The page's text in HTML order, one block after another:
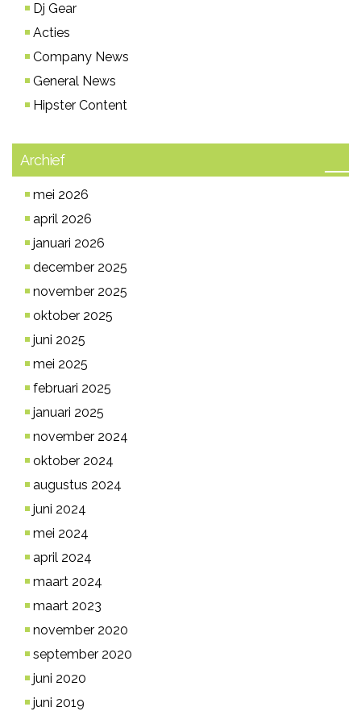
Dj Gear
Acties
Company News
General News
Hipster Content
Archief
mei 2026
april 2026
januari 2026
december 2025
november 2025
oktober 2025
juni 2025
mei 2025
februari 2025
januari 2025
november 2024
oktober 2024
augustus 2024
juni 2024
mei 2024
april 2024
maart 2024
maart 2023
november 2020
september 2020
juni 2020
juni 2019